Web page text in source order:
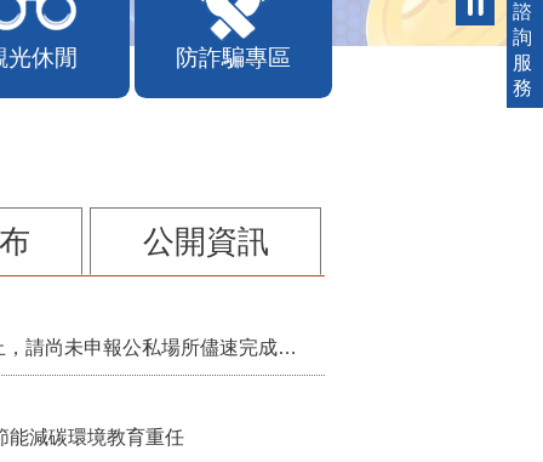
光休閒 防詐騙專區
公開資訊
115年第2季固定源空污費申報已於7月底截止，請尚未申報公私場所儘速完成申繳，以免面臨滯納金及罰鍰!
減碳環境教育重任
諮
詢
服
務